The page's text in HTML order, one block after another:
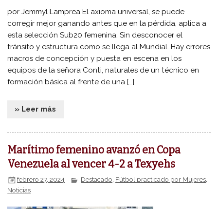
por Jemmyl Lamprea El axioma universal, se puede
corregir mejor ganando antes que en la pérdida, aplica a
esta selección Sub20 femenina. Sin desconocer el
tránsito y estructura como se llega al Mundial. Hay errores
macros de concepción y puesta en escena en los
equipos de la señora Conti, naturales de un técnico en
formación básica al frente de una […]
» Leer más
Marítimo femenino avanzó en Copa
Venezuela al vencer 4-2 a Texyehs
febrero 27, 2024 Destacado, Fútbol practicado por Mujeres,
Noticias